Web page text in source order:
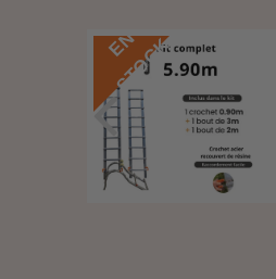
E
N
S
T
O
C
K